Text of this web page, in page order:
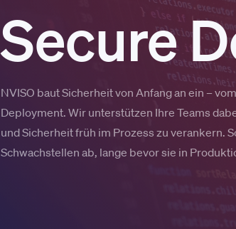
Secure
NVISO baut Sicherheit von Anfang an ein –
Deployment. Wir unterstützen Ihre Teams
und Sicherheit früh im Prozess zu verankern.
Schwachstellen ab, lange bevor sie in